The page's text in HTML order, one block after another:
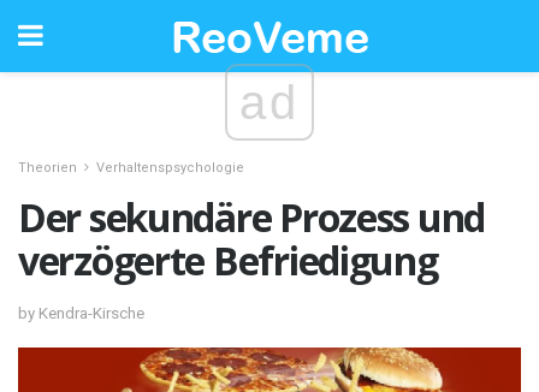
ad
Theorien Verhaltenspsychologie
Der sekundäre Prozess und
verzögerte Befriedigung
by Kendra-Kirsche